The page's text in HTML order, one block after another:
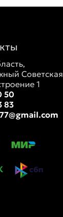
Советская
1
50
83